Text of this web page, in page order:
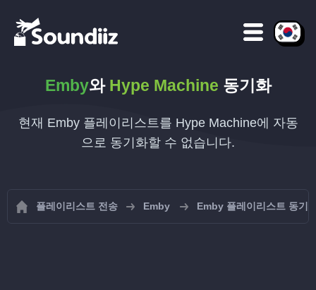
Emby와 Hype Machine 동기화
현재 Emby 플레이리스트를 Hype Machine에 자동
으로 동기화할 수 없습니다.
플레이리스트 전송 Emby Emby 플레이리스트 동기